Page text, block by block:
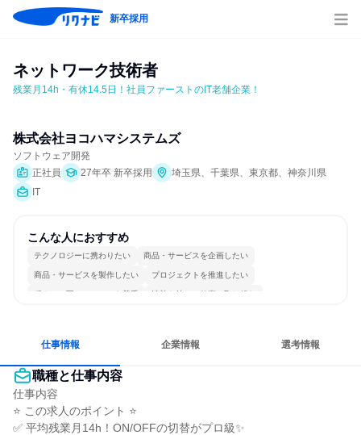
新卒採用
ネットワーク技術者
残業月14h・有休14.5日！社員ファーストのIT老舗企業！
株式会社ヨコハマシステムズ
ソフトウェア開発
正社員
27年卒 新卒採用
埼玉県、千葉県、東京都、神奈川県
IT
こんな人におすすめ
テクノロジーに携わりたい 商品・サービスを企画したい
商品・サービスを製作したい プロジェクトを推進したい
穏やかで互いのペースを尊重 情熱を持って仕事に取り組む
仕事情報 企業情報 選考情報
職種と仕事内容
仕事内容
⭐ この求人のポイント ⭐
✅ 平均残業月14h！ON/OFFの切替がプロ級✨